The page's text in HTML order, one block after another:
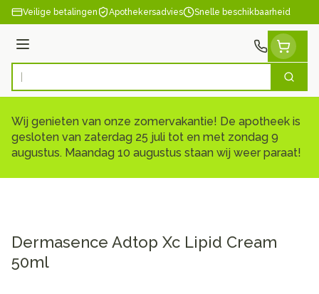
Ga naar de inhoud
Veilige betalingen Apothekersadvies Snelle beschikbaarheid
Menu
Product, merk, categorie... Zoek
Wij genieten van onze zomervakantie! De apotheek is
gesloten van zaterdag 25 juli tot en met zondag 9
augustus. Maandag 10 augustus staan wij weer paraat!
Dermasence Adtop Xc Lipid Cream
50ml